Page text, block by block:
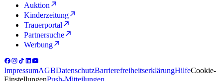
Auktion
Kinderzeitung
Trauerportal
Partnersuche
Werbung
ImpressumAGBDatenschutzBarrierefreiheitserklärungHilfeCookie-
EinstellungenPush-Mitteilungen